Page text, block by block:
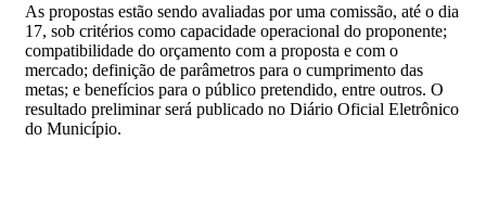
As propostas estão sendo avaliadas por uma comissão, até o dia
17, sob critérios como capacidade operacional do proponente;
compatibilidade do orçamento com a proposta e com o
mercado; definição de parâmetros para o cumprimento das
metas; e benefícios para o público pretendido, entre outros. O
resultado preliminar será publicado no Diário Oficial Eletrônico
do Município.